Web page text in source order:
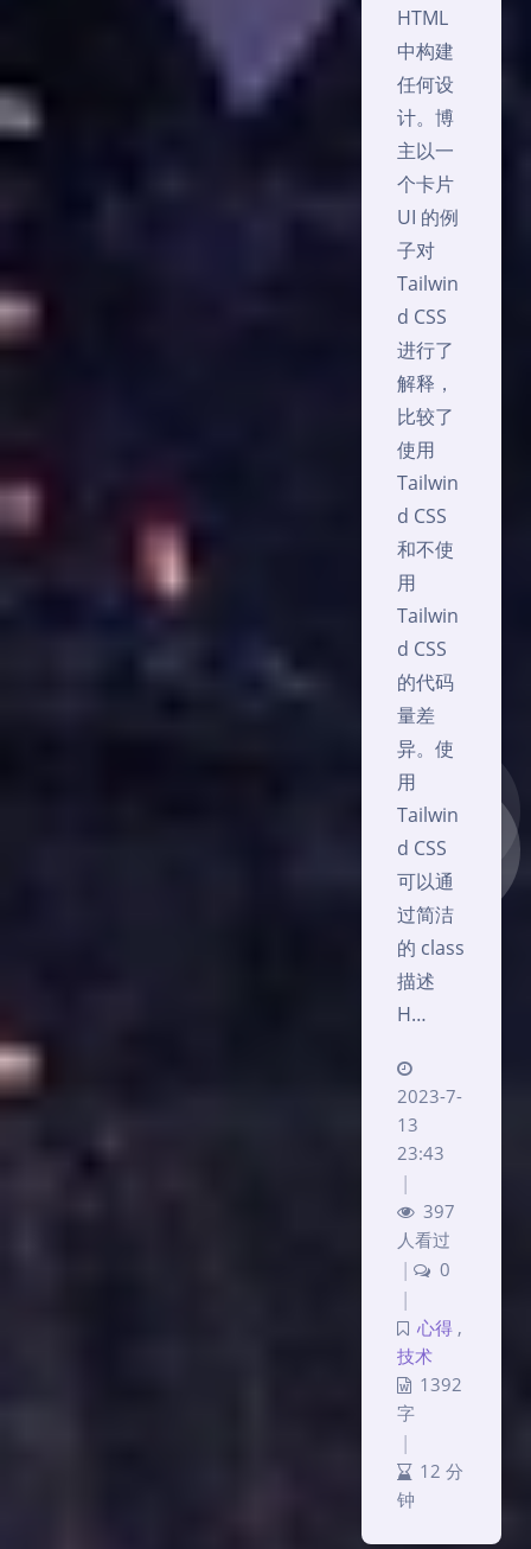
HTML
中构建
任何设
计。博
主以一
个卡片
UI 的例
子对
Tailwin
d CSS
进行了
解释，
比较了
使用
Tailwin
d CSS
和不使
用
Tailwin
d CSS
的代码
量差
异。使
用
Tailwin
d CSS
可以通
过简洁
的 class
描述
H…
2023-7-
13
23:43
397
人看过
0
心得 ,
技术
1392
字
12 分
钟